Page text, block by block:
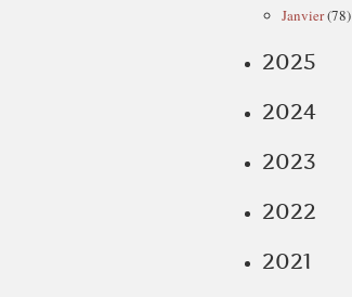
Janvier(78)
2025
2024
2023
2022
2021